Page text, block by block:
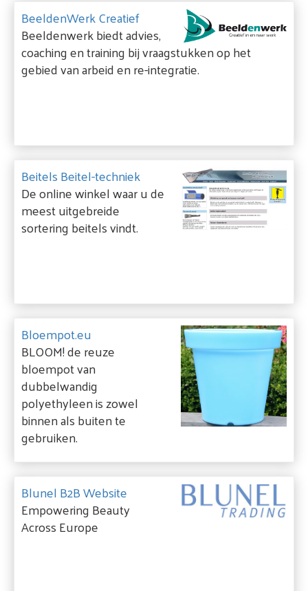
BeeldenWerk Creatief
Beeldenwerk biedt advies,
coaching en training bij vraagstukken op het
gebied van arbeid en re-integratie.
Beitels Beitel-techniek
De online winkel waar u de
meest uitgebreide
sortering beitels vindt.
Bloempot.eu
BLOOM! de reuze
bloempot van
dubbelwandig
polyethyleen is zowel
binnen als buiten te
gebruiken.
Blunel B2B Website
Empowering Beauty
Across Europe